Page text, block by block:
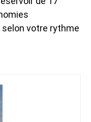
votre rythme